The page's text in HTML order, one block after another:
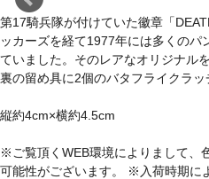
第17騎兵隊が付けていた徽章「
ッカーズを経て1977年には多くのパ
ていました。そのレアなオリジナル
裏の留め具に2個のバタフライクラッ
縦約4cm×横約4.5cm
※ご覧頂くWEB環境によりまして、
可能性がございます。 ※入荷時期に